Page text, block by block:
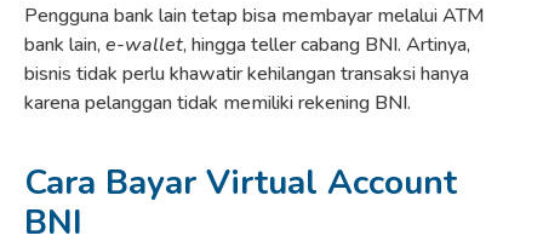
Pengguna bank lain tetap bisa membayar melalui ATM
bank lain, e-wallet, hingga teller cabang BNI. Artinya,
bisnis tidak perlu khawatir kehilangan transaksi hanya
karena pelanggan tidak memiliki rekening BNI.
Cara Bayar Virtual Account
BNI